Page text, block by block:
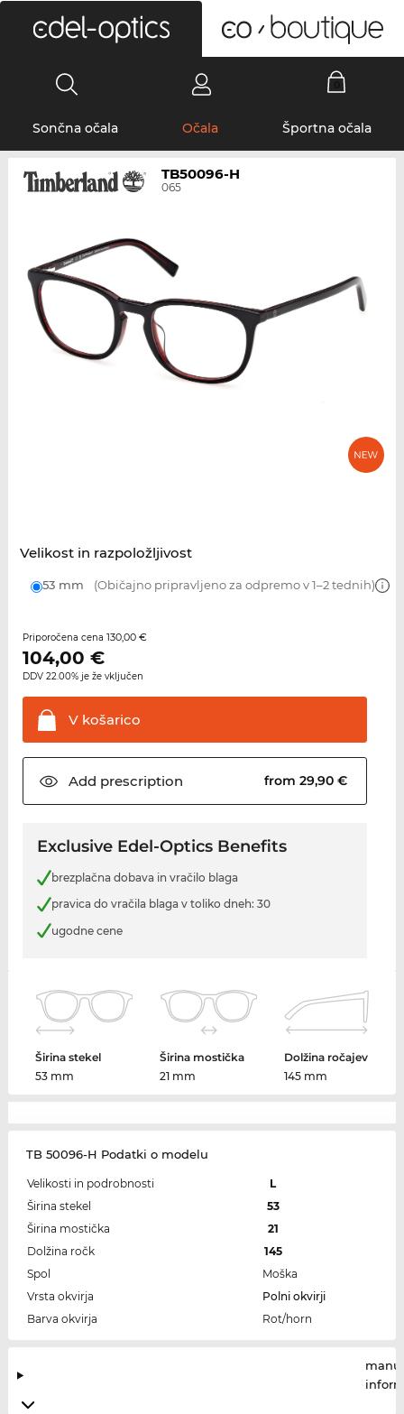
Sončna očala Očala Športna očala
TB50096-H
065
Velikost in razpoložljivost
53 mm (Običajno pripravljeno za odpremo v 1–2 tednih)
Priporočena cena 130,00 €
104,00 €
DDV 22.00% je že vključen
Vkošarico
Add prescription from 29,90 €
Exclusive Edel-Optics Benefits
brezplačna dobava in vračilo blaga
pravica do vračila blaga v toliko dneh: 30
ugodne cene
Širina stekel
53 mm
Širina mostička
21 mm
Dolžina ročajev
145 mm
TB 50096-H Podatki o modelu
Velikosti in podrobnosti
L
Širina stekel
53
Širina mostička
21
Dolžina ročk
145
Spol
Moška
Vrsta okvirja
Polni okvirji
Barva okvirja
Rot/horn